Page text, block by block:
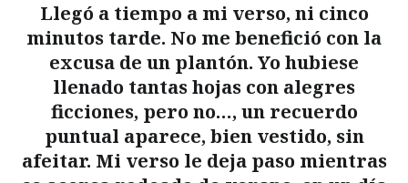
Llegó a tiempo a mi verso, ni cinco
minutos tarde. No me benefició con la
excusa de un plantón. Yo hubiese
llenado tantas hojas con alegres
ficciones, pero no…, un recuerdo
puntual aparece, bien vestido, sin
afeitar. Mi verso le deja paso mientras